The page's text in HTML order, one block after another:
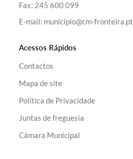
Fax: 245 600 099
E-mail: municipio@cm-fronteira.pt
Acessos Rápidos
Contactos
Mapa de site
Política de Privacidade
Juntas de freguesia
Câmara Municipal